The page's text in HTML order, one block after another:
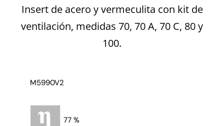
Insert de acero y vermeculita con kit de
ventilación, medidas 70, 70 A, 70 C, 80 y
100.
M5990V2
77 %